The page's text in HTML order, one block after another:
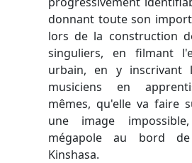
donnant toute son
lors de la construction
singuliers, en filmant
urbain, en y inscrivant
musiciens en
mêmes, qu'elle va faire
une image
mégapole au bord
Kinshasa.